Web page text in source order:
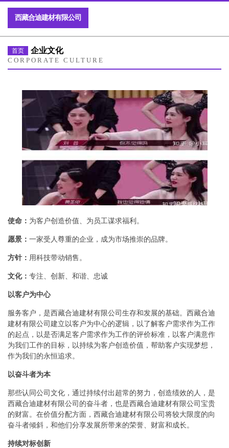
西藏合迪建材有限公司
首页 企业文化
CORPORATE CULTURE
使命： 为客户创造价值、为员工谋求福利。
愿景： 一家受人尊重的企业，成为市场推崇的品牌。
方针： 用科技带动销售。
文化： 专注、创新、和谐、忠诚
以客户为中心
服务客户，是西藏合迪建材有限公司生存和发展的基础。西藏合迪
建材有限公司建立以客户为中心的逻辑，以了解客户需求作为工作
的起点，以是否满足客户需求作为工作的评价标准，以客户满意作
为我们工作的目标，以持续为客户创造价值，帮助客户实现梦想，
作为我们的永恒追求。
以奋斗者为本
那些认同公司文化，通过持续付出超常的努力，创造绩效的人，是
西藏合迪建材有限公司的奋斗者，也是西藏合迪建材有限公司宝贵
的财富。在价值分配方面，西藏合迪建材有限公司将较大限度的向
奋斗者倾斜，和他们分享发展所带来的荣誉、财富和成长。
持续对标创新